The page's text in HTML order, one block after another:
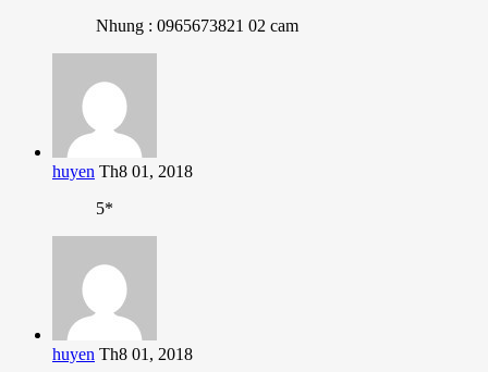
Nhung : 0965673821 02 cam
huyen Th8 01, 2018
5*
huyen Th8 01, 2018